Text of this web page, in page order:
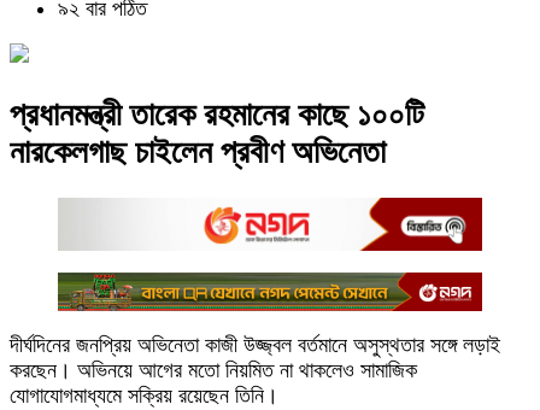
৯২ বার পঠিত
প্রধানমন্ত্রী তারেক রহমানের কাছে ১০০টি
নারকেলগাছ চাইলেন প্রবীণ অভিনেতা
দীর্ঘদিনের জনপ্রিয় অভিনেতা কাজী উজ্জ্বল বর্তমানে অসুস্থতার সঙ্গে লড়াই
করছেন। অভিনয়ে আগের মতো নিয়মিত না থাকলেও সামাজিক
যোগাযোগমাধ্যমে সক্রিয় রয়েছেন তিনি।